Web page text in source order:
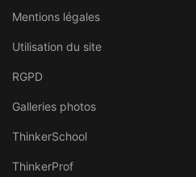
Mentions légales
Utilisation du site
RGPD
Galleries photos
ThinkerSchool
ThinkerProf